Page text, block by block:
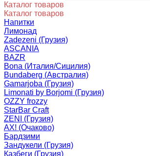
Каталог товаров
Каталог товаров
Напитки
Лимонад
Zadezeni (Грузия)
ASCANIA
BAZR
Bona (Италия/Сицилия)
Bundaberg (Австралия)
Gamarjoba (Грузия)
Limonati by Borjomi (Грузия)
OZZY frozzy
StarBar Craft
ZENI (Грузия)
АХ! (Очаково)
Бардзими
Зандукели (Грузия)
Казбеги (Грузия)